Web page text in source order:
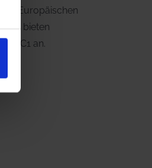
Europäischen
Wir bieten
C1 an.